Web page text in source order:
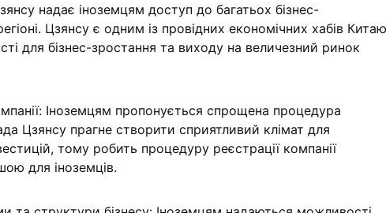
надає іноземцям доступ до багатьох бізнес-
Цзянсу є одним із провідних економічних хабів
для бізнес-зростання та виходу на величезний ринок
Іноземцям пропонується спрощена процедура
Цзянсу прагне створити сприятливий клімат для
тому робить процедуру реєстрації компанії
для іноземців.